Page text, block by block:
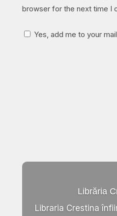
browser for the next time I
Yes, add me to your
Librăria
Libraria Crestina